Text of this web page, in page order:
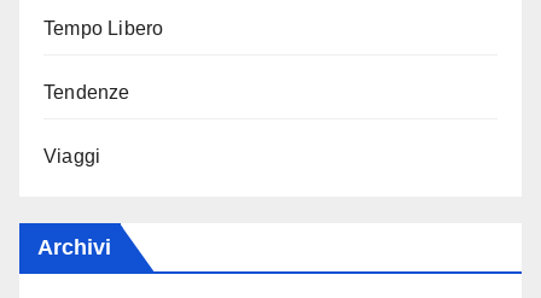
Tempo Libero
Tendenze
Viaggi
Archivi